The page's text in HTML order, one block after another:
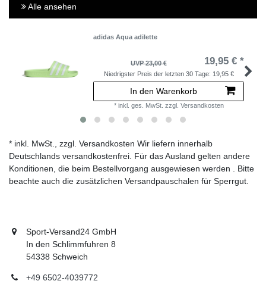
Alle ansehen
adidas Aqua adilette
UVP 23,00 € 19,95 € *
Niedrigster Preis der letzten 30 Tage: 19,95 €
In den Warenkorb
* inkl. ges. MwSt. zzgl. Versandkosten
* inkl. MwSt., zzgl. Versandkosten Wir liefern innerhalb
Deutschlands versandkostenfrei. Für das Ausland gelten andere
Konditionen, die beim Bestellvorgang ausgewiesen werden . Bitte
beachte auch die zusätzlichen Versandpauschalen für Sperrgut.
Sport-Versand24 GmbH
In den Schlimmfuhren 8
54338 Schweich
+49 6502-4039772